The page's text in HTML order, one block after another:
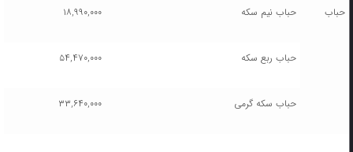
حباب حباب نیم سکه ۱۸,۹۹۰,۰۰۰
حباب ربع سکه ۵۴,۴۷۰,۰۰۰
حباب سکه گرمی ۳۳,۶۴۰,۰۰۰